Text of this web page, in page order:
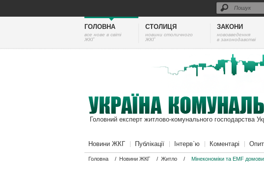
ГОЛОВНА
все нове в світі
ЖКГ
СТОЛИЦЯ
новини столичного
ЖКГ
ЗАКОНИ
нововведення
в законодавстві
Головний експерт житлово-комунального господарства
Новини ЖКГ Публікації Інтерв`ю Коментарі
Головна / Новини ЖКГ / Житло / Мінекономіки та EMF